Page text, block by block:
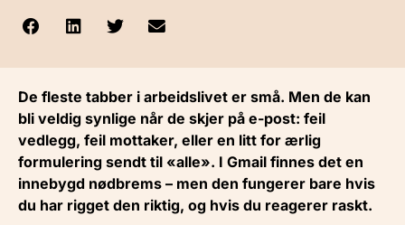
De fleste tabber i arbeidslivet er små. Men de kan
bli veldig synlige når de skjer på e-post: feil
vedlegg, feil mottaker, eller en litt for ærlig
formulering sendt til «alle». I Gmail finnes det en
innebygd nødbrems – men den fungerer bare hvis
du har rigget den riktig, og hvis du reagerer raskt.